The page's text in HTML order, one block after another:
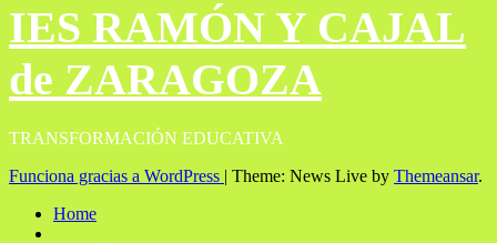
IES RAMÓN Y CAJAL
de ZARAGOZA
TRANSFORMACIÓN EDUCATIVA
Funciona gracias a WordPress | Theme: News Live by Themeansar.
Home